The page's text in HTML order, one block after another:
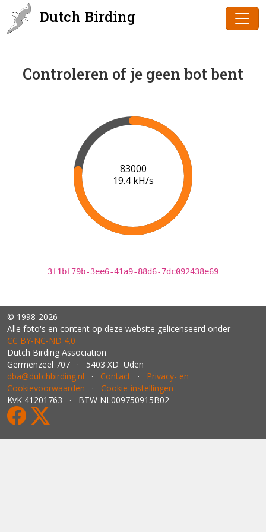
Dutch Birding
Controleren of je geen bot bent
85000
19.5 kH/s
3f1bf79b-3ee6-41a9-88d6-7dc092438e69
© 1998-2026
Alle foto's en content op deze website gelicenseerd onder
CC BY‑NC‑ND 4.0
Dutch Birding Association
Germenzeel 707 · 5403 XD Uden
dba@dutchbirding.nl · Contact · Privacy- en
Cookievoorwaarden · Cookie-instellingen
KvK 41201763 · BTW NL009750915B02